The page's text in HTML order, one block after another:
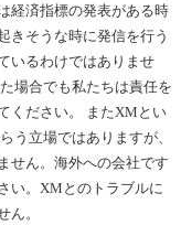
経済指標の発表がある時
きそうな時に発信を行う
いるわけではありませ
場合でも私たちは責任を
ください。 またXMとい
う立場ではありますが、
せん。海外への会社です
い。XMとのトラブルに
ん。